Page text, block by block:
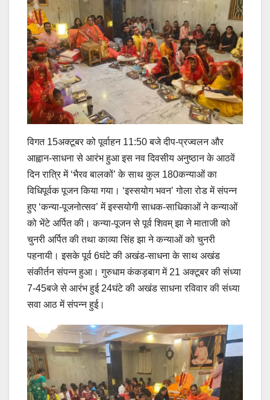
विगत 15अक्टूबर को पूर्वाहन 11:50 बजे दीप-प्रज्वलन और
आह्वान-साधना से आरंभ हुआ इस नव दिवसीय अनुष्ठान के आठवें
दिन रात्रि में ‘भैरव बालकों’ के साथ कुल 180कन्याओं का
विधिपूर्वक पूजन किया गया। ‘इस्सयोग भवन’ गोला रोड में संपन्न
हुए ‘कन्या-पूजनोत्सव’ में इस्सयोगी साधक-साधिकाओं ने कन्याओं
को भेंटे अर्पित की। कन्या-पूजन से पूर्व शिवम् झा ने माताजी को
चुनरी अर्पित की तथा काव्या सिंह झा ने कन्याओं को चुनरी
पहनायी। इसके पूर्व 6घंटे की अखंड-साधना के साथ अखंड
संकीर्तन संपन्न हुआ। गुरुधाम कंकड़बाग में 21 अक्टूबर की संध्या
7-45बजे से आरंभ हुई 24घंटे की अखंड साधना रविवार की संध्या
सवा आठ में संपन्न हुई।